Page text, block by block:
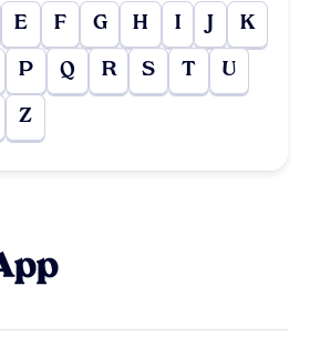
E F G H I J K
P Q R S T U
Z